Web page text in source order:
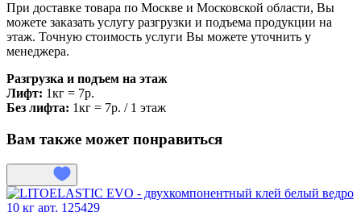
При доставке товара по Москве и Московской области, Вы
можете заказать услугу разгрузки и подъема продукции на
этаж. Точную стоимость услуги Вы можете уточнить у
менеджера.
Разгрузка и подъем на этаж
Лифт: 1кг = 7р.
Без лифта: 1кг = 7р. / 1 этаж
Вам также может понравиться